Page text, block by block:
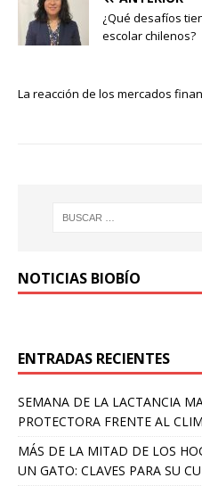
¿Qué desafíos
escolar chilenos?
La reacción de los mercados
NOTICIAS BIOBÍO
ENTRADAS RECIENTES
SEMANA DE LA LACTANCIA
PROTECTORA FRENTE AL
MÁS DE LA MITAD DE LOS
UN GATO: CLAVES PARA SU